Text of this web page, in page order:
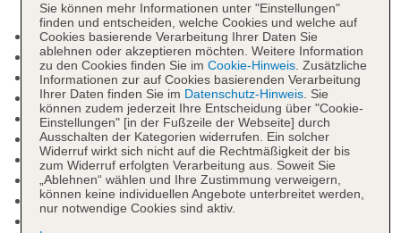
Kurtaxe/Ökotaxe/Touristensteuer zahlbar vor Ort
Check-in Zeit ab 15:00 Uhr
Check-out Zeit bis 11:00 Uhr
Rezeption
Lift
Gartenanlage, Sonnenterrasse
Pools: 2
Pool: Outdoor, Liegen: gegen Gebühr
Kinderpool
Internet: WLAN/WiFi, im öffentlichen Bereich:
Sie können mehr Informationen unter "Einstellungen"
finden und entscheiden, welche Cookies und welche auf
Cookies basierende Verarbeitung Ihrer Daten Sie
ablehnen oder akzeptieren möchten. Weitere Information
zu den Cookies finden Sie im Cookie-Hinweis. Zusätzliche
Informationen zur auf Cookies basierenden Verarbeitung
Ihrer Daten finden Sie im Datenschutz-Hinweis. Sie
können zudem jederzeit Ihre Entscheidung über "Cookie-
Einstellungen" [in der Fußzeile der Webseite] durch
Ausschalten der Kategorien widerrufen. Ein solcher
Widerruf wirkt sich nicht auf die Rechtmäßigkeit der bis
zum Widerruf erfolgten Verarbeitung aus. Soweit Sie
„Ablehnen“ wählen und Ihre Zustimmung verweigern,
können keine individuellen Angebote unterbreitet werden,
nur notwendige Cookies sind aktiv.